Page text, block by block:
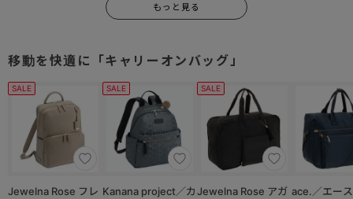
もっと見る
移動を快適に「キャリーオンバッグ」
SALE
Jewelna Rose フレ
SALE
Kanana project／カ
SALE
Jewelna Rose アガ ace.／エー